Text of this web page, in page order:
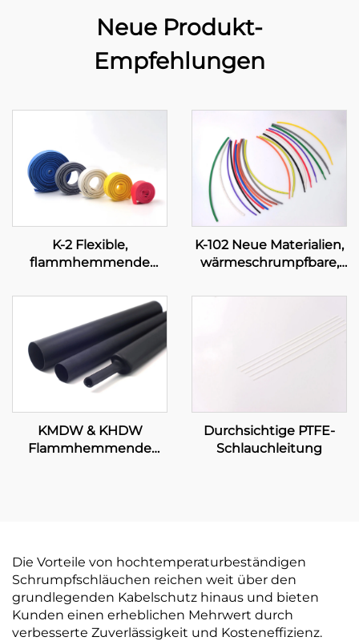
Neue Produkt-
Empfehlungen
K-2 Flexible,
flammhemmende
Schlauchleitung
K-102 Neue Materialien,
wärmeschrumpfbare,
Schlauchleitung zur
KMDW & KHDW
Flammhemmende
Durchsichtige PTFE-
Schlauchleitung
Die Vorteile von hochtemperaturbeständigen
Schrumpfschläuchen reichen weit über den
grundlegenden Kabelschutz hinaus und bieten
Kunden einen erheblichen Mehrwert durch
verbesserte Zuverlässigkeit und Kosteneffizienz.